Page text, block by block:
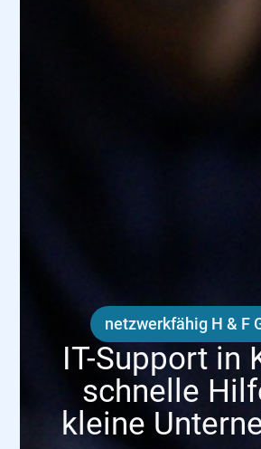
netzwerkfähig H & F
IT-Support in
schnelle
kleine